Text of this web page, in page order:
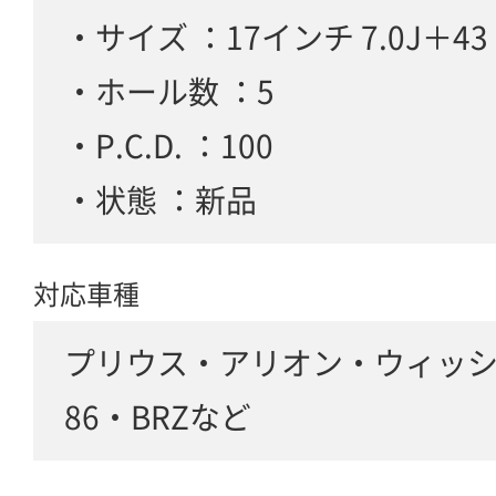
・サイズ ：17インチ 7.0J＋43
・ホール数 ：5
・P.C.D. ：100
・状態 ：新品
対応車種
プリウス・アリオン・ウィッ
86・BRZなど